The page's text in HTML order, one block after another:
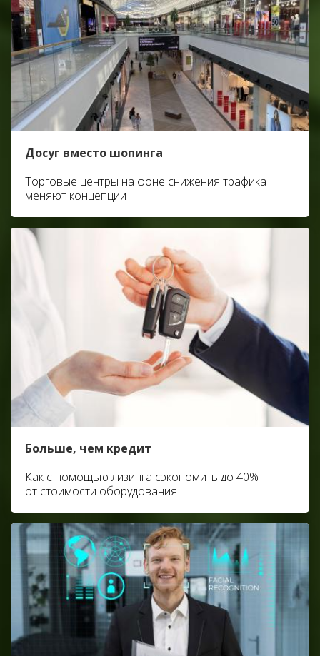
Досуг вместо шопинга
Торговые центры на фоне снижения трафика
меняют концепции
Больше, чем кредит
Как с помощью лизинга сэкономить до 40%
от стоимости оборудования